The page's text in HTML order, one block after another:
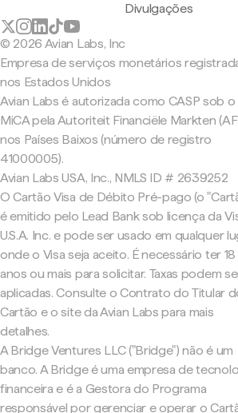
Divulgações
© 2026 Avian Labs, Inc
Empresa de serviços monetários
nos Estados Unidos
Avian Labs é autorizada como CASP sob o
MiCA pela Autoriteit Financiële Markten
nos Países Baixos (número de registro
41000005).
Avian Labs USA, Inc., NMLS ID # 2639252
O Cartão Visa de Débito Pré-pago (o
é emitido pelo Lead Bank sob licença da
U.S.A. Inc. e pode ser usado em qualquer
onde o Visa seja aceito. É necessário ter 18
anos ou mais para solicitar. Taxas podem
aplicadas. Consulte o Contrato do Titular
Cartão e o site da Avian Labs para mais
detalhes.
A Bridge Ventures LLC ("Bridge") não é um
banco. A Bridge é uma empresa de
financeira e é a Gestora do Programa
responsável por gerenciar e operar o